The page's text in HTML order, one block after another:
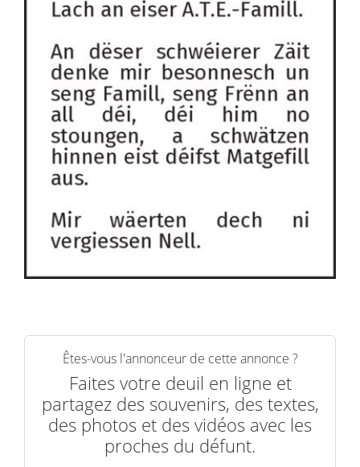
Êtes-vous l'annonceur de cette annonce ?
Faites votre deuil en ligne et
partagez des souvenirs, des textes,
des photos et des vidéos avec les
proches du défunt.